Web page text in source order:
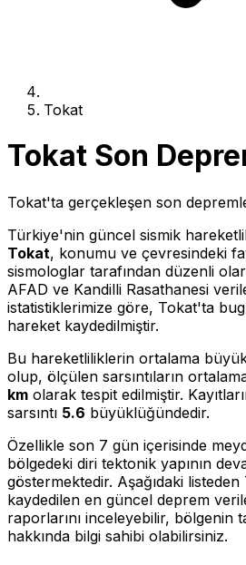
Tokat
Tokat Son
Tokat'ta gerçekleşen son
Türkiye'nin güncel sismik
Tokat, konumu ve çevresindeki
sismologlar tarafından düzenli
AFAD ve Kandilli Rasathanesi
istatistiklerimize göre, Tokat'ta
hareket kaydedilmiştir.
Bu hareketliliklerin ortalama
olup, ölçülen sarsıntıların
km olarak tespit edilmiştir.
sarsıntı 5.6 büyüklüğündedir.
Özellikle son 7 gün içerisinde
bölgedeki diri tektonik yapının
göstermektedir. Aşağıdaki
kaydedilen en güncel deprem
raporlarını inceleyebilir, bölgenin
hakkında bilgi sahibi olabilirsiniz.